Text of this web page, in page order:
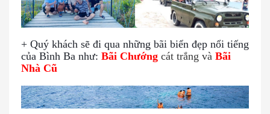
+ Quý khách sẽ đi qua những bãi biển đẹp nổi tiếng
của Bình Ba như: Bãi Chướng cát trắng và Bãi
Nhà Cũ